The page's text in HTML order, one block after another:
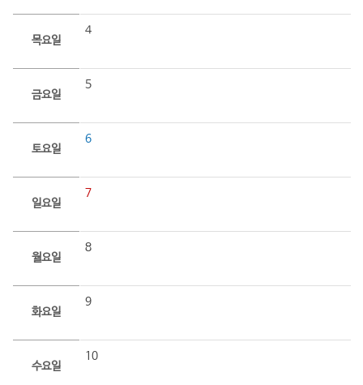
목요일
4
금요일
5
토요일
6
일요일
7
월요일
8
화요일
9
수요일
10